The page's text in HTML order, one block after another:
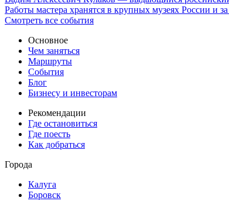
Работы мастера хранятся в крупных музеях России и
Смотреть все события
Основное
Чем заняться
Маршруты
События
Блог
Бизнесу и инвесторам
Рекомендации
Где остановиться
Где поесть
Как добраться
Города
Калуга
Боровск